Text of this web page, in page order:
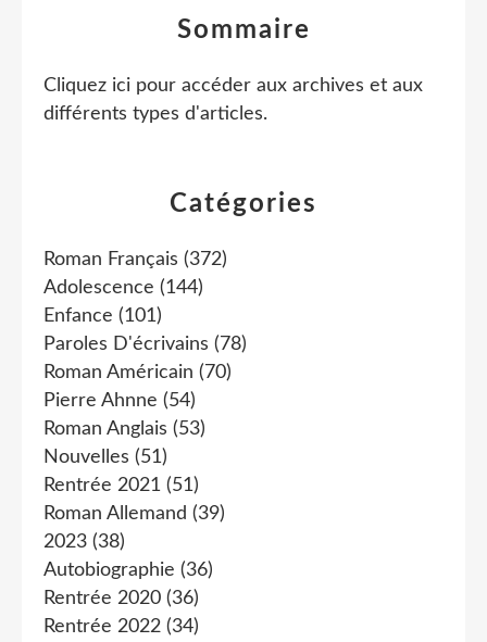
Catégories
Roman Français (372)
Adolescence (144)
Enfance (101)
Paroles D'écrivains (78)
Roman Américain (70)
Pierre Ahnne (54)
Roman Anglais (53)
Nouvelles (51)
Rentrée 2021 (51)
Roman Allemand (39)
2023 (38)
Autobiographie (36)
Rentrée 2020 (36)
Rentrée 2022 (34)
Sommaire
Cliquez ici pour accéder aux archives et aux
différents types d'articles.